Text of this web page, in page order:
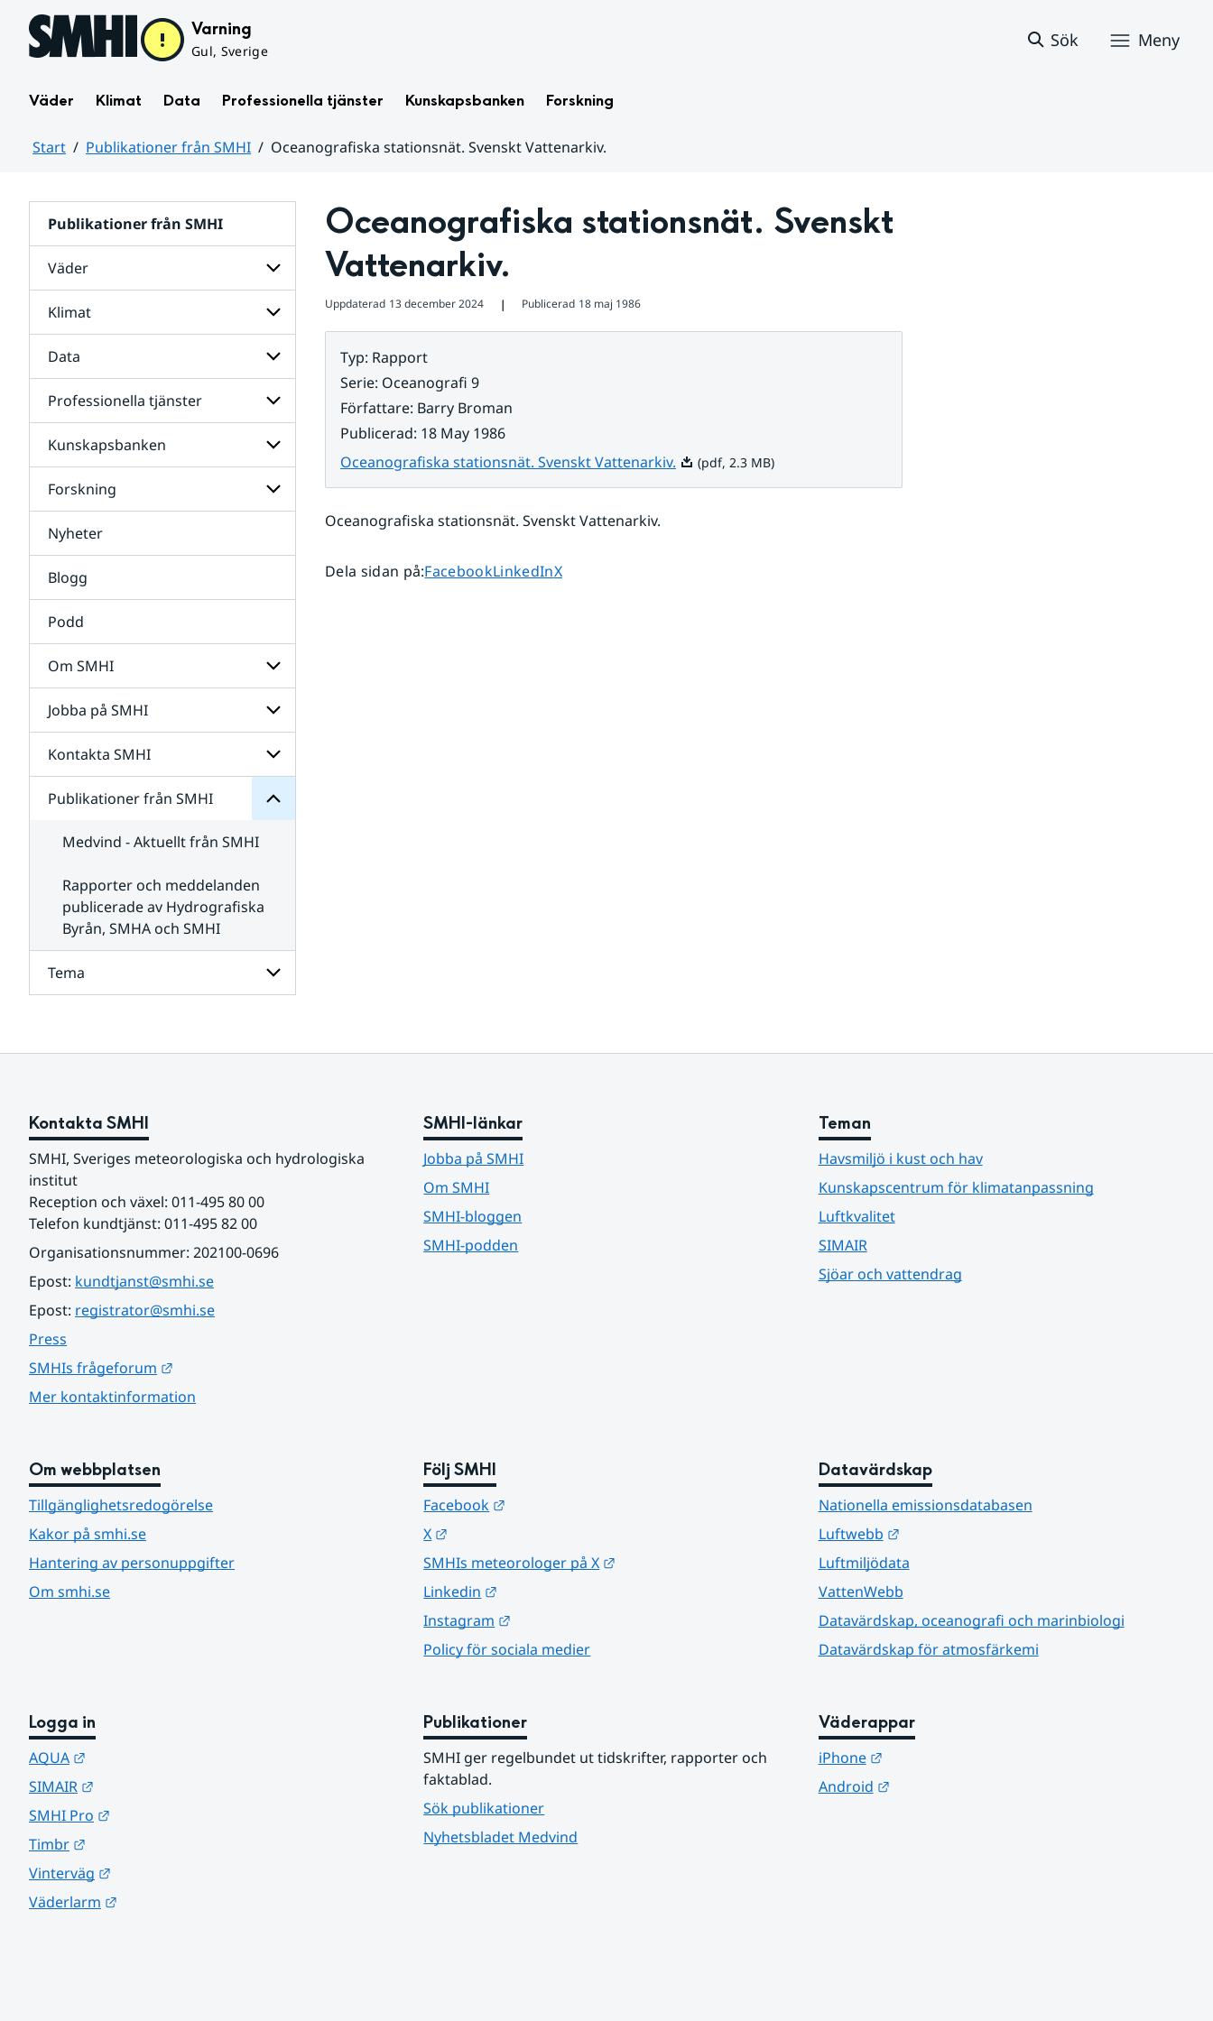
Hoppa till sidans innehåll Varning
Gul, Sverige
Sök Meny
Väder Klimat Data Professionella tjänster Kunskapsbanken Forskning
Start Publikationer från SMHI
Oceanografiska stationsnät. Svenskt Vattenarkiv.
Publikationer från SMHI
Väder
Undersidor
för
Väder
Klimat
Undersidor
för
Klimat
Data
Undersidor
för
Data
Professionella tjänster
Undersidor
för
Professionella
tjänster
Kunskapsbanken
Undersidor
för
Kunskapsbanken
Forskning
för
Forskning
Nyheter
Blogg
Podd
Om SMHI
Undersidor
för
Om
SMHI
Jobba på SMHI
Undersidor
för
Jobba
på
Kontakta SMHI
Undersidor
Kontakta
SMHI
Publikationer från SMHI
Undersidor
för
Publikationer
från
SMHI
Medvind - Aktuellt från SMHI
Rapporter och meddelanden
publicerade av Hydrografiska
Byrån, SMHA och SMHI
Tema
Tema
Oceanografiska stationsnät. Svenskt
Vattenarkiv.
Uppdaterad 13 december 2024 ❘ Publicerad 18 maj 1986
Typ: Rapport
Serie: Oceanografi 9
Författare: Barry Broman
Publicerad: 18 May 1986
Oceanografiska stationsnät. Svenskt Vattenarkiv.Pdf, 2.3 MB.
(pdf, 2.3 MB)
Oceanografiska stationsnät. Svenskt Vattenarkiv.
Dela sidan på:Dela sidan på
FacebookDela sidan på
LinkedInDela sidan på
X
Kontakta SMHI
SMHI, Sveriges meteorologiska och hydrologiska
institut
Reception och växel: 011-495 80 00
Telefon kundtjänst: 011-495 82 00
Organisationsnummer: 202100-0696
Epost: kundtjanst@smhi.se
Epost: registrator@smhi.se
Press
SMHIs frågeforum
Mer kontaktinformation
SMHI-länkar
Jobba på SMHI
Om SMHI
SMHI-bloggen
SMHI-podden
Teman
Havsmiljö i kust och hav
Kunskapscentrum för klimatanpassning
Luftkvalitet
SIMAIR
Sjöar och vattendrag
Om webbplatsen
Tillgänglighetsredogörelse
Kakor på smhi.se
Hantering av personuppgifter
Om smhi.se
Följ SMHI
Facebook
X
SMHIs meteorologer på X
Linkedin
Instagram
Policy för sociala medier
Datavärdskap
Nationella emissionsdatabasen
Luftwebb
Länk till annan webbplats.
Luftmiljödata
VattenWebb
Datavärdskap, oceanografi och marinbiologi
Datavärdskap för atmosfärkemi
Logga in
AQUA
SIMAIR
SMHI Pro
Timbr
Vinterväg
Väderlarm
Publikationer
SMHI ger regelbundet ut tidskrifter, rapporter och
faktablad.
Sök publikationer
Nyhetsbladet Medvind
Väderappar
iPhone
Länk till annan webbplats.
Android
Länk till annan webbplats.